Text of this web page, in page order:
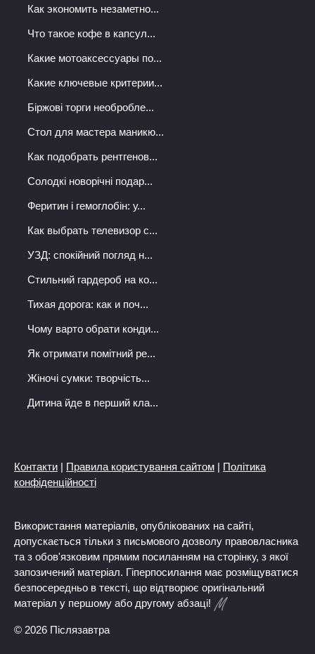
Как экономить незаметно...
Что такое кофе в капсул...
Какие мотоаксессуары по...
Какие ключевые критерии...
Біржові торги необробле...
Стол для мастера маникю...
Как подобрать рентгенов...
Солодкі новорічні подар...
Феритин і гемоглобін: у...
Как выбрать телевизор с...
УЗД: спокійний погляд н...
Стильний гардероб на ко...
Тихая дорога: как и поч...
Чому варто обрати конди...
Як отримати помітний ре...
Жіночі сумки: творчість...
Дитина йде в перший кла...
Контакти | Правила користування сайтом | Політика
конфіденційності
Використання матеріалів, опублікованих на сайті,
допускається тільки з письмового дозволу правовласника
та з обов'язковим прямим посиланням на сторінку, з якої
запозичений матеріал. Гіперпосилання має розміщуватися
безпосередньо в тексті, що відтворює оригінальний
матеріал у першому або другому абзаці!
© 2026 Післязавтра